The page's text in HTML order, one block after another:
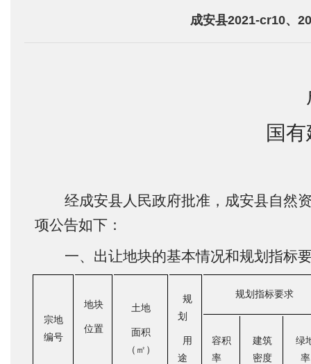
成安县2021-cr10、
国
经成安县人民政府批准，成安县自然
项公告如下：
一、出让地块的基本情况和规划指标
宗地
编号
地块
位置
土地
面积
（㎡）
规
划
用
途
规划指标要求
容积
率
建筑
密度
绿
率